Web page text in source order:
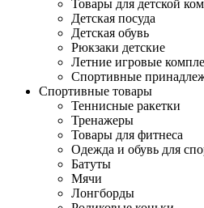
Товары для детской
Детская посуда
Детская обувь
Рюкзаки детские
Летние игровые
Спортивные
Спортивные товары
Теннисные ракетки
Тренажеры
Товары для фитнеса
Одежда и обувь для
Батуты
Мячи
Лонгборды